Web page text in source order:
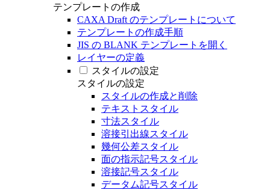
テンプレートの作成
CAXA Draft のテンプレートについて
テンプレートの作成手順
JIS の BLANK テンプレートを開く
レイヤーの定義
スタイルの設定
スタイルの設定
スタイルの作成と削除
テキストスタイル
寸法スタイル
溶接引出線スタイル
幾何公差スタイル
面の指示記号スタイル
溶接記号スタイル
データム記号スタイル